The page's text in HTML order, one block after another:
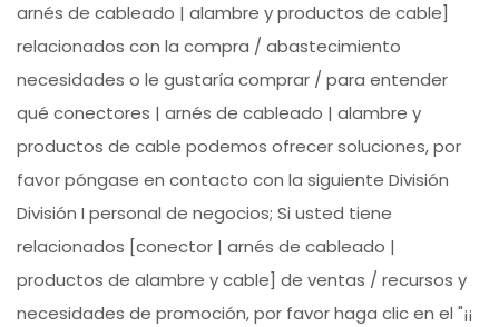
arnés de cableado | alambre y productos de cable]
relacionados con la compra / abastecimiento
necesidades o le gustaría comprar / para entender
qué conectores | arnés de cableado | alambre y
productos de cable podemos ofrecer soluciones, por
favor póngase en contacto con la siguiente División
División I personal de negocios; Si usted tiene
relacionados [conector | arnés de cableado |
productos de alambre y cable] de ventas / recursos y
necesidades de promoción, por favor haga clic en el "¡¡